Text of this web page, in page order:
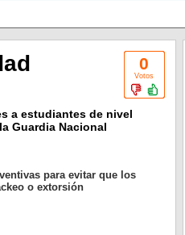
0
Votos
a estudiantes de nivel
Guardia Nacional
para evitar que los
o extorsión